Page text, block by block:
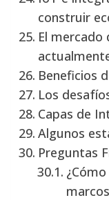
construir
El mercado
Beneficios
Los
Capas de
Algunos
Preguntas